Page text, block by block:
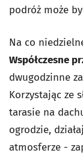
podróż może
Na co
Współczesne
dwugodzinne
Korzystając ze
tarasie na
ogrodzie,
atmosferze -